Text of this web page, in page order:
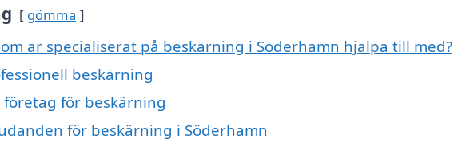
gömma
är specialiserat på beskärning i Söderhamn hjälpa till med?
beskärning
för beskärning
för beskärning i Söderhamn